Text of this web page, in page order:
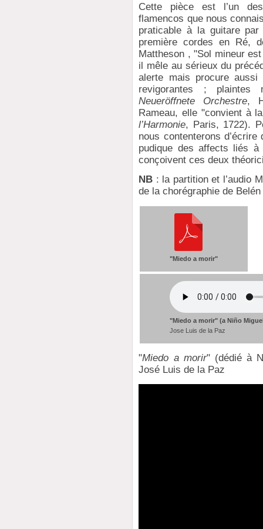
Cette pièce est l’un
flamencos que nous
praticable à la guitare
première cordes en Ré,
Mattheson , "Sol mineur
il mêle au sérieux du
alerte mais procure
revigorantes ; plaintes
Neueröffnete Orchestre,
Rameau, elle "convient à
l’Harmonie, Paris, 1722).
nous contenterons
pudique des affects liés
conçoivent ces deux
NB : la partition et l’audio
de la chorégraphie de
"Miedo a morir"
"Miedo a morir" (a Niño
Jose Luis de la Paz
"Miedo a morir" (dédié à
José Luis de la Paz